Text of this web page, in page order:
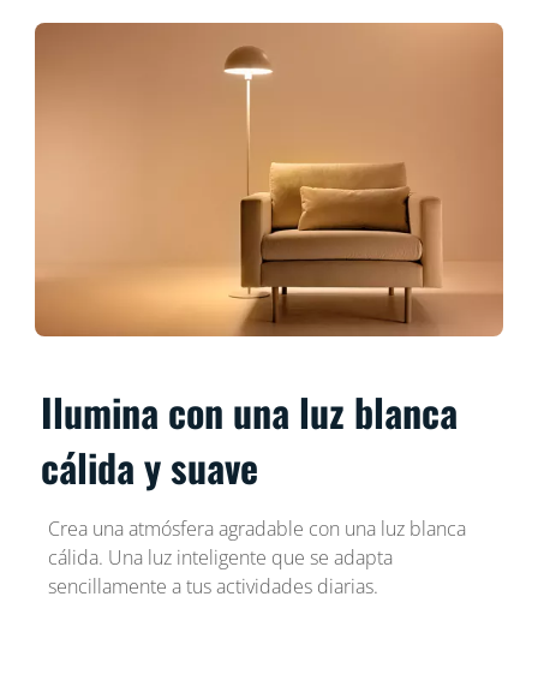
Ilumina con una luz blanca
cálida y suave
Crea una atmósfera agradable con una luz blanca
cálida. Una luz inteligente que se adapta
sencillamente a tus actividades diarias.